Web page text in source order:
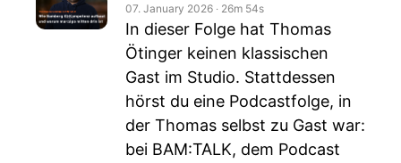
07. January 2026 ‧ 26m 54s
In dieser Folge hat Thomas
Ötinger keinen klassischen
Gast im Studio. Stattdessen
hörst du eine Podcastfolge, in
der Thomas selbst zu Gast war:
bei BAM:TALK, dem Podcast